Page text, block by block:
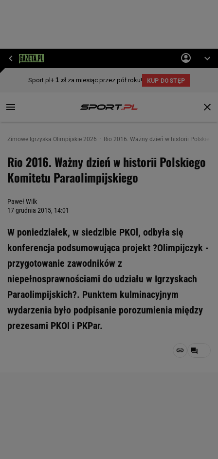
Zimowe Igrzyska Olimpijskie 2026 Rio 2016. Ważny dzień w historii
Rio 2016. Ważny dzień w historii Polskiego
Komitetu Paraolimpijskiego
Paweł Wilk
17 grudnia 2015, 14:01
W poniedziałek, w siedzibie PKOl, odbyła się
konferencja podsumowująca projekt ?Olimpijczyk -
przygotowanie zawodników z
niepełnosprawnościami do udziału w Igrzyskach
Paraolimpijskich?. Punktem kulminacyjnym
wydarzenia było podpisanie porozumienia między
prezesami PKOl i PKPar.